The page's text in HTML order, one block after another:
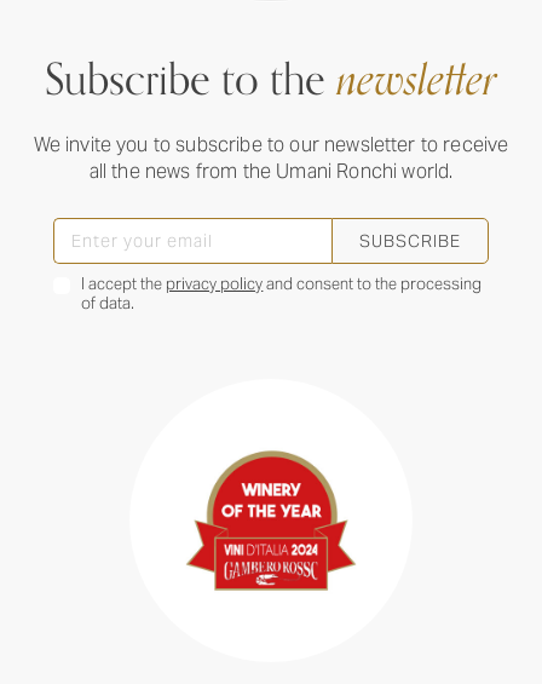
Subscribe to thenewsletter
We invite you to subscribe to our newsletter to receive
all the news from the Umani Ronchi world.
SUBSCRIBE
I accept the privacy policyand consent to the processing
of data.